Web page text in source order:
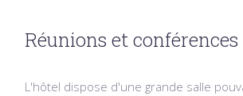
Réunions et conférences
L'hôtel dispose d'une grande salle